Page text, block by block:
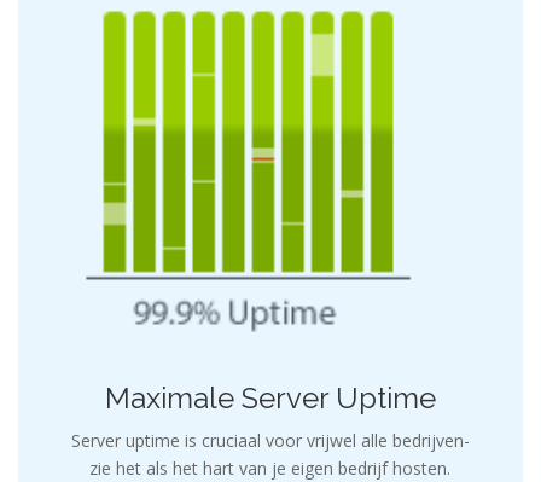
Maximale Server Uptime
Server uptime is cruciaal voor vrijwel alle bedrijven-
zie het als het hart van je eigen bedrijf hosten.